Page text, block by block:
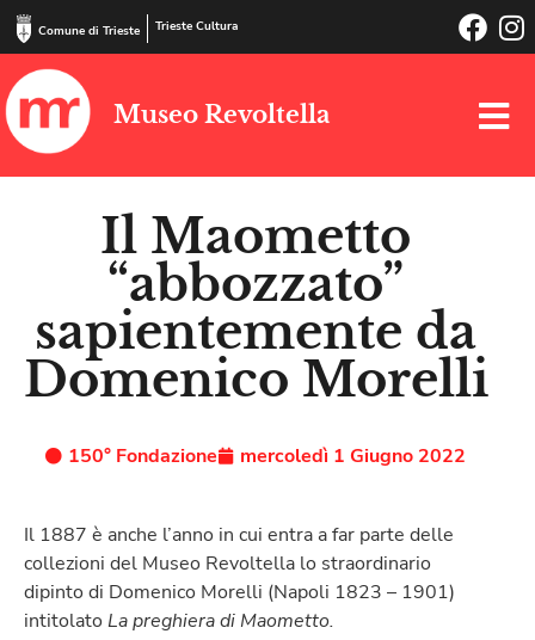
Comune di Trieste Trieste Cultura
Museo Revoltella
Il Maometto
“abbozzato”
sapientemente da
Domenico Morelli
150° Fondazione mercoledì 1 Giugno 2022
Il 1887 è anche l’anno in cui entra a far parte delle
collezioni del Museo Revoltella lo straordinario
dipinto di Domenico Morelli (Napoli 1823 – 1901)
intitolato La preghiera di Maometto.